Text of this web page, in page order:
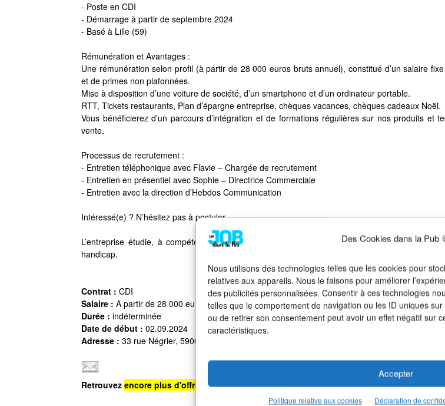
Des Cookies dans la Pub
Nous utilisons des technologies telles que les cookies pour
relatives aux appareils. Nous le faisons pour améliorer
des publicités personnalisées. Consentir à ces technologies
telles que le comportement de navigation ou les ID uniques
ou de retirer son consentement peut avoir un effet négatif sur
caractéristiques.
Accepter
Politique relative aux cookies Déclaration de
- Poste en CDI
- Démarrage à partir de septembre 2024
- Basé à Lille (59)
Rémunération et Avantages :
Une rémunération selon profil (à partir de 28 000 euros bruts annuel), constitué d’un salaire
et de primes non plafonnées.
Mise à disposition d’une voiture de société, d’un smartphone et d’un ordinateur portable.
RTT, Tickets restaurants, Plan d’épargne entreprise, chèques vacances, chèques cadeaux Noël.
Vous bénéficierez d’un parcours d’intégration et de formations régulières sur nos produits et
vente.
Processus de recrutement :
- Entretien téléphonique avec Flavie – Chargée de recrutement
- Entretien en présentiel avec Sophie – Directrice Commerciale
- Entretien avec la direction d’Hebdos Communication
Intéressé(e) ? N’hésitez pas à postuler
L’entreprise étudie, à compétences égales, toutes candidatures dont celles de personnes en
handicap.
Contrat : CDI
Salaire : A partir de 28 000 euros brut annuel
Durée : indéterminée
Date de début : 02.09.2024
Adresse : 33 rue Négrier, 59009 Lille
Retrouvez encore plus d'offres d'emploisur notre page LinkedIn >